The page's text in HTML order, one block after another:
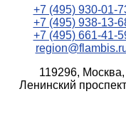
+7 (495) 930-01-
+7 (495) 938-13-
+7 (495) 661-41-
119296, Москва,
Ленинский